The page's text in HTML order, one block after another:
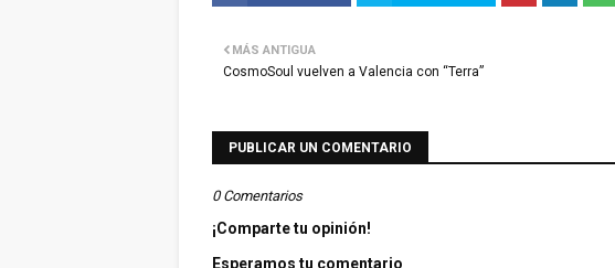
MÁS ANTIGUA
CosmoSoul vuelven a Valencia con “Terra”
PUBLICAR UN COMENTARIO
0 Comentarios
¡Comparte tu opinión!
Esperamos tu comentario